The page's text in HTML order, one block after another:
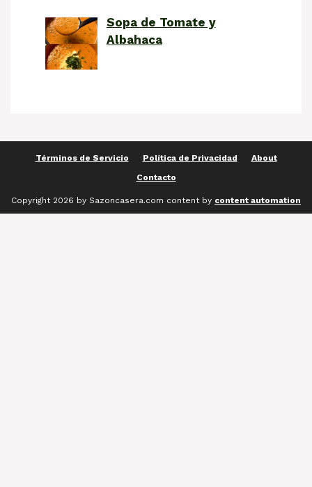
Sopa de Tomate y
Albahaca
Términos de Servicio Política de Privacidad
About
Contacto
Copyright 2026 by Sazoncasera.com content by content automation